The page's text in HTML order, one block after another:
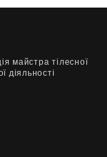
майстра тілесної
діяльності